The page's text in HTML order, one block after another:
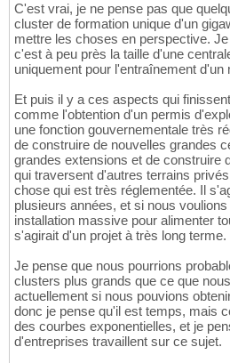
C'est vrai, je ne pense pas que
cluster de formation unique d'un
mettre les choses en perspective.
c'est à peu près la taille d'une
uniquement pour l'entraînement d'un
Et puis il y a ces aspects qui
comme l'obtention d'un permis
une fonction gouvernementale très
de construire de nouvelles grandes
grandes extensions et de construire
qui traversent d'autres terrains
chose qui est très réglementée. Il
plusieurs années, et si nous
installation massive pour alimenter
s'agirait d'un projet à très long terme.
Je pense que nous pourrions
clusters plus grands que ce que
actuellement si nous pouvions
donc je pense qu'il est temps, mais
des courbes exponentielles, et je
d'entreprises travaillent sur ce sujet.